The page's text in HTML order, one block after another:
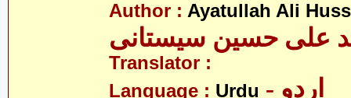
Author : Ayatullah Ali
علی حسین سیستانی
Translator :
Language : Urdu - اردو